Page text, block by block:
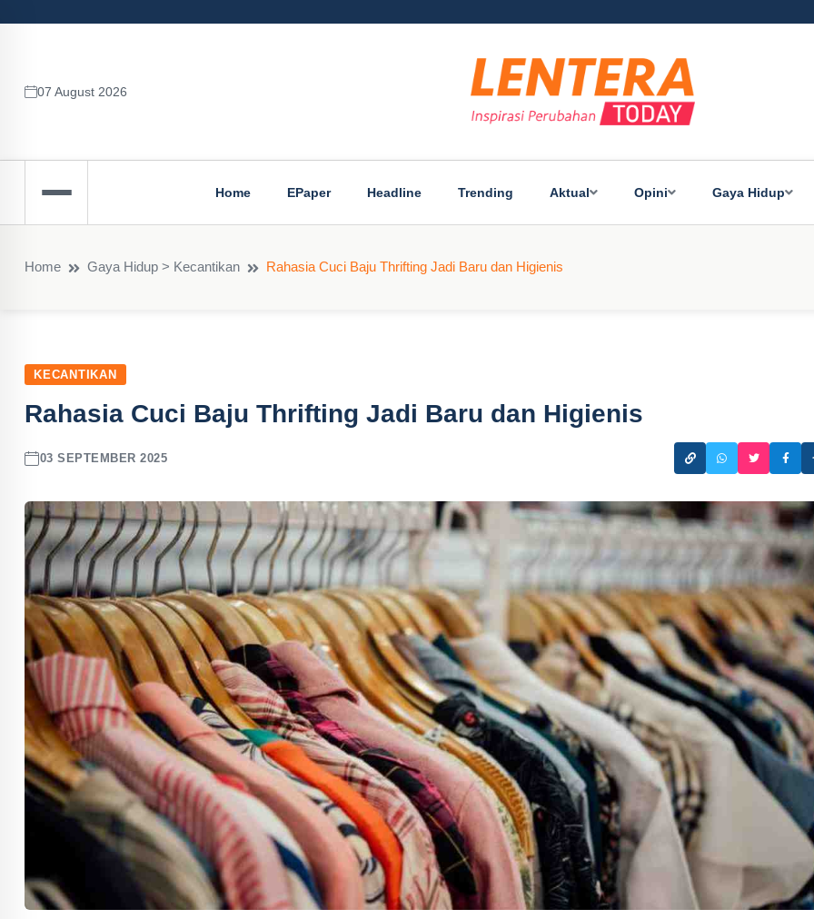
07 August 2026
Home EPaper Headline Trending Aktual Opini Gaya Hidup
Home Gaya Hidup > Kecantikan Rahasia Cuci Baju Thrifting Jadi Baru dan Higienis
KECANTIKAN
Rahasia Cuci Baju Thrifting Jadi Baru dan Higienis
03 SEPTEMBER 2025